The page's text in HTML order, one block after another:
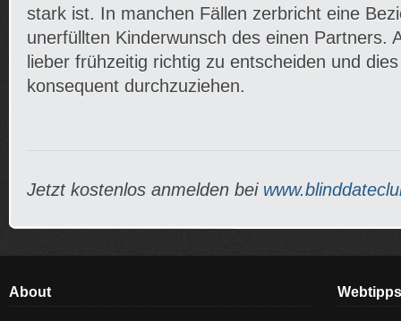
stark ist. In manchen Fällen zerbricht eine
unerfüllten Kinderwunsch des einen Partners.
lieber frühzeitig richtig zu entscheiden und
konsequent durchzuziehen.
Jetzt kostenlos anmelden bei
About Webtipps